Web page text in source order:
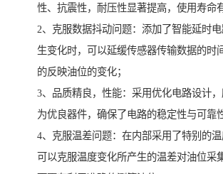
性、抗震性，耐压性显著提高，使用寿命
2、克服数据抖动问题：添加了智能延时
生变化时，可以延缓传感器传输数据的时
的反映油位的变化；
3、品质精良，性能：采用优化电路设计
为优良器件，确保了电路的稳定性与可靠性
4、克服温差问题：在内部采用了特别的温
可以克服温度变化所产生的温差对油位采